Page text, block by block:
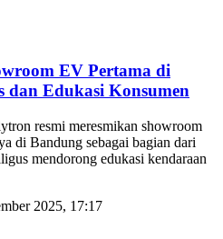
EV Pertama di
dan Edukasi Konsumen
resmi meresmikan showroom
di Bandung sebagai bagian dari
mendorong edukasi kendaraan
2025, 17:17